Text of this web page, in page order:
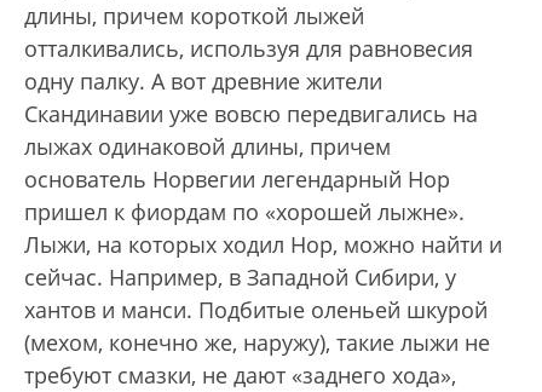
длины, причем короткой лыжей
отталкивались, используя для равновесия
одну палку. А вот древние жители
Скандинавии уже вовсю передвигались на
лыжах одинаковой длины, причем
основатель Норвегии легендарный Нор
пришел к фиордам по «хорошей лыжне».
Лыжи, на которых ходил Нор, можно найти и
сейчас. Например, в Западной Сибири, у
хантов и манси. Подбитые оленьей шкурой
(мехом, конечно же, наружу), такие лыжи не
требуют смазки, не дают «заднего хода»,